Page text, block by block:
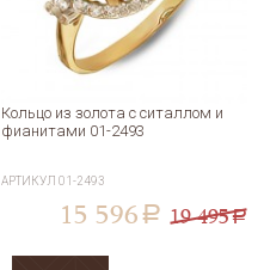
Кольцо из золота с ситаллом и
фианитами 01-2493
АРТИКУЛ01-2493
15 596 a 19 495a